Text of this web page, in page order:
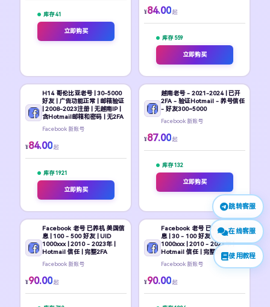
库存 41
立即购买
¥84.00 起
库存 559
立即购买
H14 哥伦比亚老号 | 30-5000
好友 | 广告功能正常 | 邮箱验证
| 2008-2023注册 | 无越南IP |
含Hotmail邮箱和密码 | 无2FA
Facebook 新账号
¥84.00 起
库存 1921
立即购买
越南老号 - 2021-2024 | 已开
2FA - 验证Hotmail - 养号信任
- 好友300~5000
Facebook 新账号
¥87.00 起
库存 132
立即购买
Facebook 老号 已养机 美国信
息 | 100 - 500 好友 | UID
1000xxx | 2010 - 2023年 |
Hotmail 信任 | 完整2FA
Facebook 新账号
¥90.00 起
Facebook 老号 已养机 美国信
息 | 30 - 100 好友 | UID
1000xxx | 2010 - 2023年 |
Hotmail 信任 | 完整2FA
Facebook 新账号
¥90.00 起
跳转客服
在线客服
使用教程